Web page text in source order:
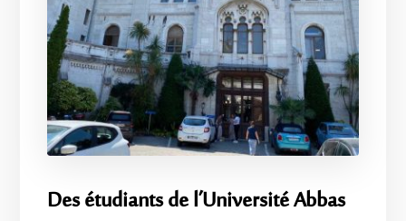
Des étudiants de l’Université Abbas